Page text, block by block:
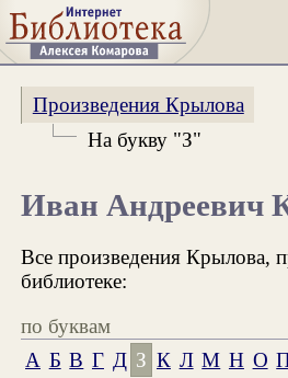
Произведения Крылова
На букву "З"
Иван Андреевич
Все произведения Крылова,
библиотеке:
по буквам
А Б В Г Д З К Л М Н О